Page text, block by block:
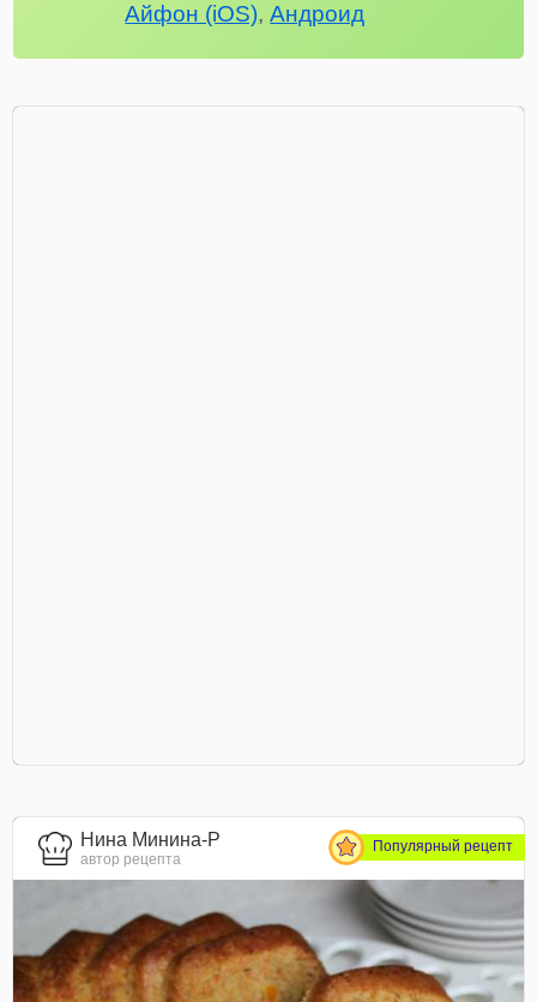
Айфон (iOS),Андроид
Нина Минина-Р
автор рецепта
Популярный рецепт